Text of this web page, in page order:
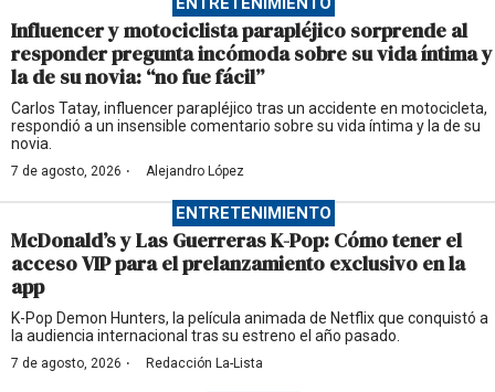
Influencer y motociclista parapléjico sorprende al
responder pregunta incómoda sobre su vida íntima y
la de su novia: “no fue fácil”
Carlos Tatay, influencer parapléjico tras un accidente en motocicleta,
respondió a un insensible comentario sobre su vida íntima y la de su
novia.
7 de agosto, 2026 · Alejandro López
ENTRETENIMIENTO
McDonald’s y Las Guerreras K-Pop: Cómo tener el
acceso VIP para el prelanzamiento exclusivo en la
app
K-Pop Demon Hunters, la película animada de Netflix que conquistó a
la audiencia internacional tras su estreno el año pasado.
7 de agosto, 2026 · Redacción La-Lista